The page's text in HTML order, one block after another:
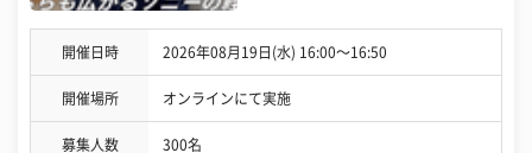
開催日時 2026年08月19日(水) 16:00〜16:50
開催場所 オンラインにて実施
募集人数 300名